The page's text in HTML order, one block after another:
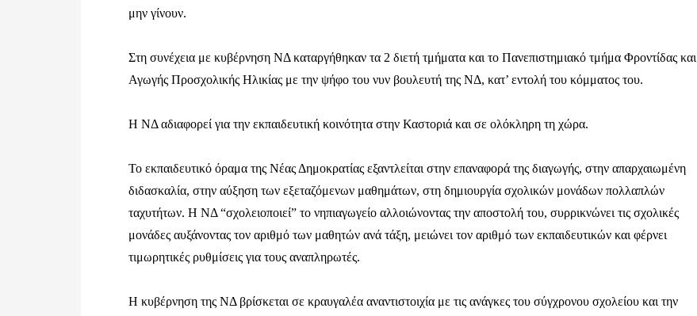
μην γίνουν.
Στη συνέχεια με κυβέρνηση ΝΔ καταργήθηκαν τα 2 διετή τμήματα και το Πανεπιστημιακό τμήμα Φροντίδας και
Αγωγής Προσχολικής Ηλικίας με την ψήφο του νυν βουλευτή της ΝΔ, κατ’ εντολή του κόμματος του.
Η ΝΔ αδιαφορεί για την εκπαιδευτική κοινότητα στην Καστοριά και σε ολόκληρη τη χώρα.
Το εκπαιδευτικό όραμα της Νέας Δημοκρατίας εξαντλείται στην επαναφορά της διαγωγής, στην απαρχαιωμένη
διδασκαλία, στην αύξηση των εξεταζόμενων μαθημάτων, στη δημιουργία σχολικών μονάδων πολλαπλών
ταχυτήτων. Η ΝΔ “σχολειοποιεί” το νηπιαγωγείο αλλοιώνοντας την αποστολή του, συρρικνώνει τις σχολικές
μονάδες αυξάνοντας τον αριθμό των μαθητών ανά τάξη, μειώνει τον αριθμό των εκπαιδευτικών και φέρνει
τιμωρητικές ρυθμίσεις για τους αναπληρωτές.
Η κυβέρνηση της ΝΔ βρίσκεται σε κραυγαλέα αναντιστοιχία με τις ανάγκες του σύγχρονου σχολείου και την